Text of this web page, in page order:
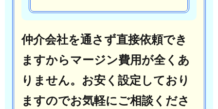
仲介会社を通さず直接依頼でき
ますからマージン費用が全くあ
りません。 お安く設定しており
ますのでお気軽にご相談くださ